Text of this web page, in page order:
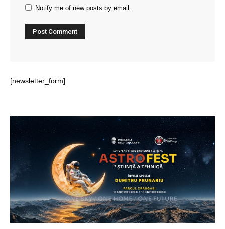
Notify me of new posts by email.
[newsletter_form]